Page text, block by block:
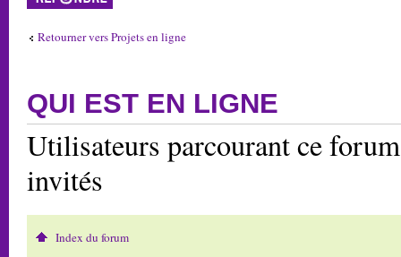
Retourner vers Projets en ligne
QUI EST EN LIGNE
Utilisateurs parcourant ce
invités
Index du forum